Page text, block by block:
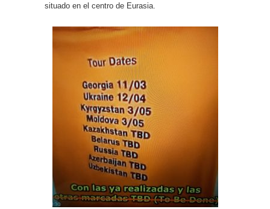
situado en el centro de Eurasia.